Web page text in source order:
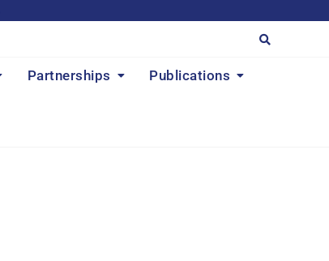
Partnerships Publications